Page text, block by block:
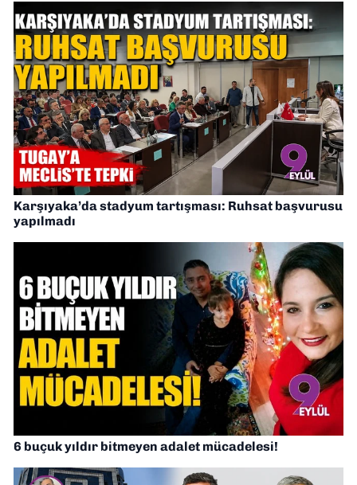
Karşıyaka’da stadyum tartışması: Ruhsat başvurusu
yapılmadı
6 buçuk yıldır bitmeyen adalet mücadelesi!